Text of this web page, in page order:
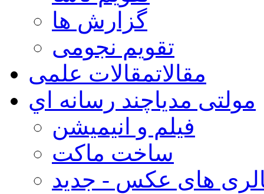
گزارش ها
تقویم نجومی
مقالاتمقالات علمی
مولتی مدیاچند رسانه اي
فیلم و انیمیشن
ساخت ماکت
های عکس - جدید